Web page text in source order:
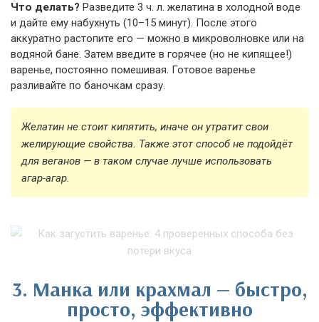
Что делать? Разведите 3 ч. л. желатина в холодной воде
и дайте ему набухнуть (10–15 минут). После этого
аккуратно растопите его — можно в микроволновке или на
водяной бане. Затем введите в горячее (но не кипящее!)
варенье, постоянно помешивая. Готовое варенье
разливайте по баночкам сразу.
Желатин не стоит кипятить, иначе он утратит свои
желирующие свойства. Также этот способ не подойдёт
для веганов — в таком случае лучше использовать
агар-агар.
3. Манка или крахмал — быстро,
просто, эффективно